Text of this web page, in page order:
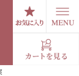
果実